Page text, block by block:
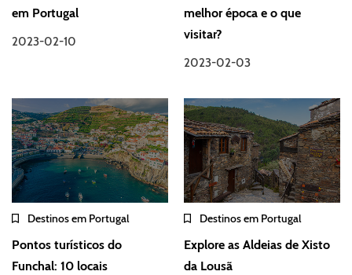
em Portugal
2023-02-10
melhor época e o que
visitar?
2023-02-03
Destinos em Portugal
Pontos turísticos do
Funchal: 10 locais
Destinos em Portugal
Explore as Aldeias de Xisto
da Lousã